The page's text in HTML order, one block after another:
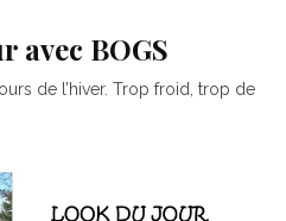
avec BOGS
de l’hiver. Trop froid, trop de